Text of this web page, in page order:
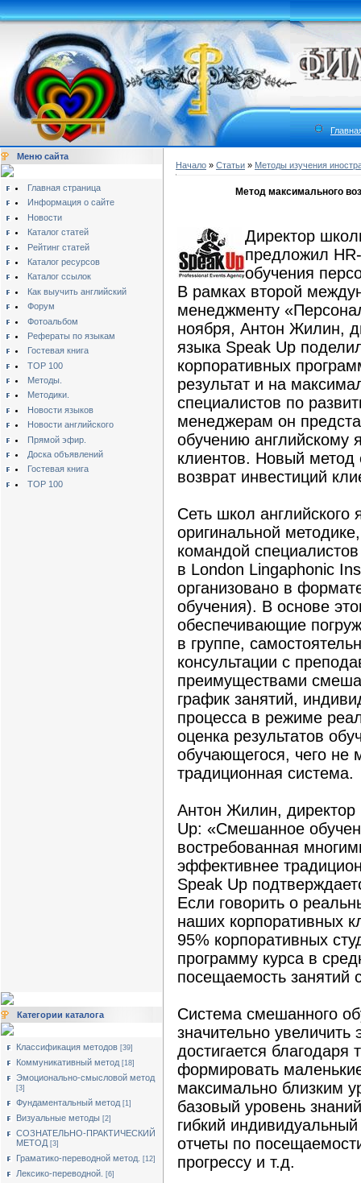
Меню сайта
Главная страница
Информация о сайте
Новости
Каталог статей
Рейтинг статей
Каталог ресурсов
Каталог ссылок
Как выучить английский
Форум
Фотоальбом
Рефераты по языкам
Гостевая книга
TOP 100
Методы.
Методики.
Новости языков
Новости английского
Прямой эфир.
Доска объявлений
Гостевая книга
TOP 100
Категории каталога
Классификация методов [39]
Коммуникативный метод [18]
Эмоционально-смысловой метод
[3]
Фундаментальный метод [1]
Визуальные методы [2]
СОЗНАТЕЛЬНО-ПРАКТИЧЕСКИЙ
МЕТОД [3]
Граматико-переводной метод. [12]
Лексико-переводной. [6]
Начало » Статьи » Методы изучения
Метод максимального
Директор
предложил
обучения
В рамках второй
менеджменту
ноября, Антон Жилин,
языка Speak Up
корпоративных
результат и на
специалистов по
менеджерам он
обучению английскому
клиентов. Новый
возврат инвестиций
Сеть школ английского
оригинальной
командой
в London Lingaphonic
организовано в
обучения). В основе
обеспечивающие
в группе,
консультации с
преимуществами
график занятий,
процесса в режиме
оценка результатов
обучающегося, чего не
традиционная система.
Антон Жилин, директор
Up: «Смешанное
востребованная
эффективнее
Speak Up
Если говорить о
наших корпоративных
95% корпоративных
программу курса в
посещаемость занятий
Система смешанного
значительно
достигается благодаря
формировать
максимально близким
базовый уровень
гибкий
отчеты по
прогрессу и т.д.